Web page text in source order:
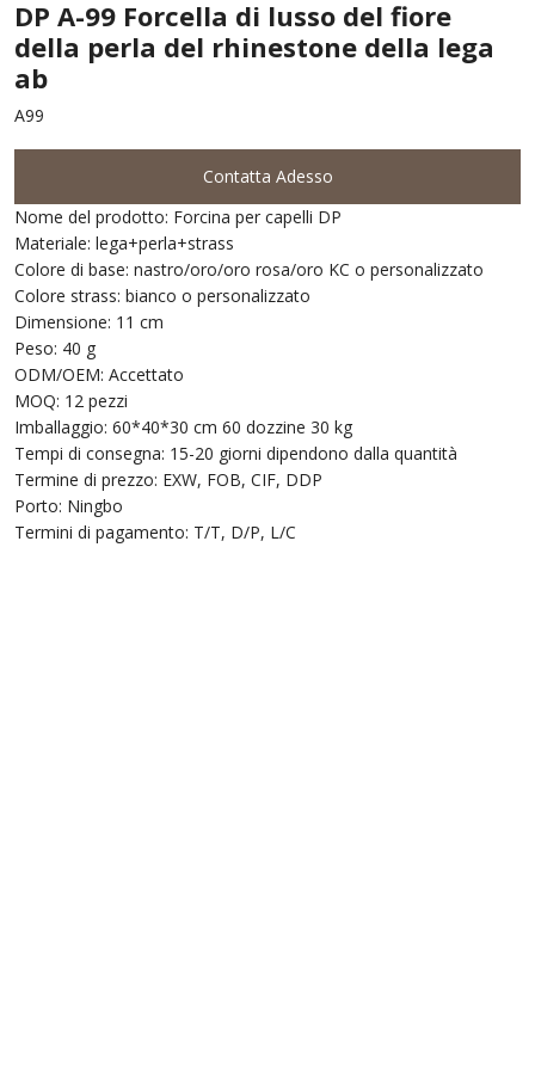
DP A-99 Forcella di lusso del fiore
della perla del rhinestone della lega
ab
A99
Contatta Adesso
Nome del prodotto: Forcina per capelli DP
Materiale: lega+perla+strass
Colore di base: nastro/oro/oro rosa/oro KC o personalizzato
Colore strass: bianco o personalizzato
Dimensione: 11 cm
Peso: 40 g
ODM/OEM: Accettato
MOQ: 12 pezzi
Imballaggio: 60*40*30 cm 60 dozzine 30 kg
Tempi di consegna: 15-20 giorni dipendono dalla quantità
Termine di prezzo: EXW, FOB, CIF, DDP
Porto: Ningbo
Termini di pagamento: T/T, D/P, L/C